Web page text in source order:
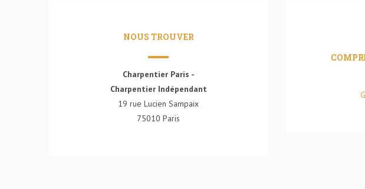
NOUS TROUVER
Charpentier Paris -
Charpentier Indépendant
19 rue Lucien Sampaix
75010 Paris